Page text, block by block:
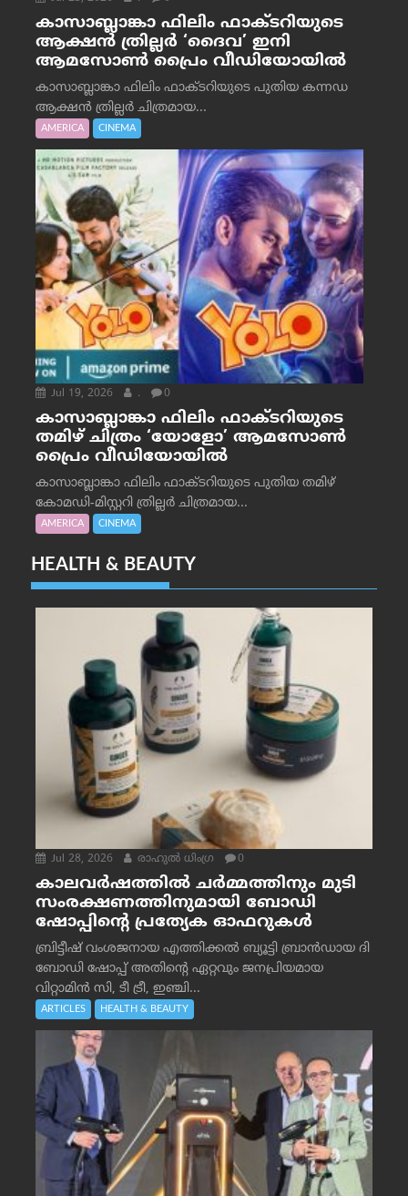
കാസാബ്ലാങ്കാ ഫിലിം ഫാക്ടറിയുടെ
ആക്ഷൻ ത്രില്ലർ ‘ദൈവ’ ഇനി
ആമസോൺ പ്രൈം വീഡിയോയിൽ
കാസാബ്ലാങ്കാ ഫിലിം ഫാക്ടറിയുടെ പുതിയ കന്നഡ
ആക്ഷൻ ത്രില്ലർ ചിത്രമായ...
AMERICA CINEMA
Jul 19, 2026 . 0
കാസാബ്ലാങ്കാ ഫിലിം ഫാക്ടറിയുടെ
തമിഴ് ചിത്രം ‘യോളോ’ ആമസോൺ
പ്രൈം വീഡിയോയിൽ
കാസാബ്ലാങ്കാ ഫിലിം ഫാക്ടറിയുടെ പുതിയ തമിഴ്
കോമഡി-മിസ്റ്ററി ത്രില്ലർ ചിത്രമായ...
AMERICA CINEMA
HEALTH & BEAUTY
Jul 28, 2026 രാഹുല്‍ ധിംഗ്ര 0
കാലവർഷത്തിൽ ചർമ്മത്തിനും മുടി
സംരക്ഷണത്തിനുമായി ബോഡി
ഷോപ്പിന്റെ പ്രത്യേക ഓഫറുകൾ
ബ്രിട്ടീഷ് വംശജനായ എത്തിക്കൽ ബ്യൂട്ടി ബ്രാൻഡായ ദി
ബോഡി ഷോപ്പ് അതിന്റെ ഏറ്റവും ജനപ്രിയമായ
വിറ്റാമിൻ സി, ടീ ട്രീ, ഇഞ്ചി...
ARTICLES HEALTH & BEAUTY